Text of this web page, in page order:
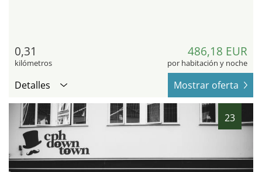
0,31
kilómetros
486,18 EUR
por habitación y noche
Detalles Mostrar oferta
23